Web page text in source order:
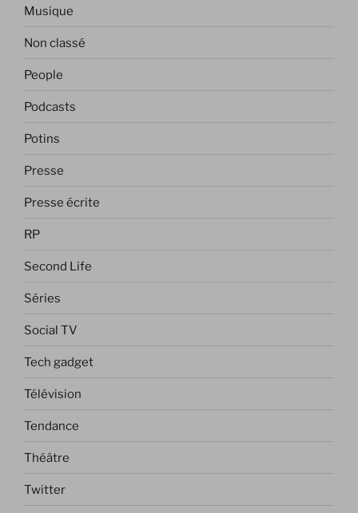
Musique
Non classé
People
Podcasts
Potins
Presse
Presse écrite
RP
Second Life
Séries
Social TV
Tech gadget
Télévision
Tendance
Théâtre
Twitter